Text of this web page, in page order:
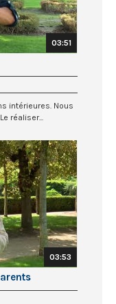
03:51
intérieures. Nous
réaliser...
03:53